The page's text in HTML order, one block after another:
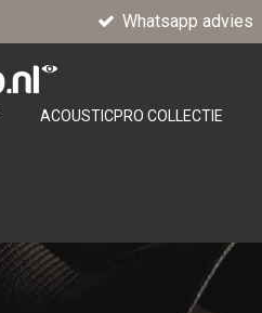
Whatsapp advies
ACOUSTICPRO COLLECTIE